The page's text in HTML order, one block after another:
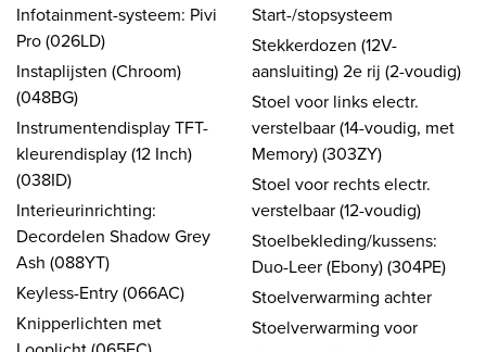
Infotainment-systeem: Pivi
Pro (026LD)
Instaplijsten (Chroom)
(048BG)
Instrumentendisplay TFT-
kleurendisplay (12 Inch)
(038ID)
Interieurinrichting:
Decordelen Shadow Grey
Ash (088YT)
Keyless-Entry (066AC)
Knipperlichten met
Start-/stopsysteem
Stekkerdozen (12V-
aansluiting) 2e rij (2-voudig)
Stoel voor links electr.
verstelbaar (14-voudig, met
Memory) (303ZY)
Stoel voor rechts electr.
verstelbaar (12-voudig)
Stoelbekleding/kussens:
Duo-Leer (Ebony) (304PE)
Stoelverwarming achter
Stoelverwarming voor